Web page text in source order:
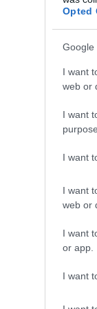
Opted
Google
I want
web or
I want
I want
I want
web or
I want
or app.
I want